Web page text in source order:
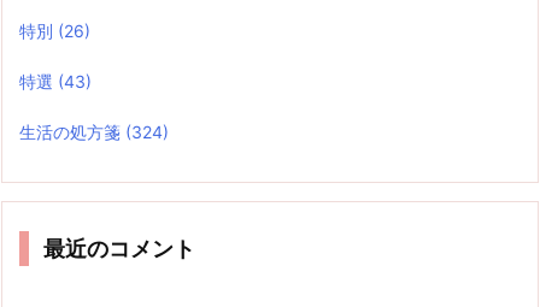
特別 (26)
特選 (43)
生活の処方箋 (324)
最近のコメント